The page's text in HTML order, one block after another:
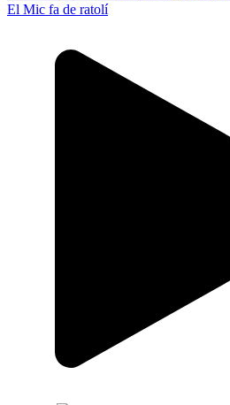
El Mic fa de ratolí